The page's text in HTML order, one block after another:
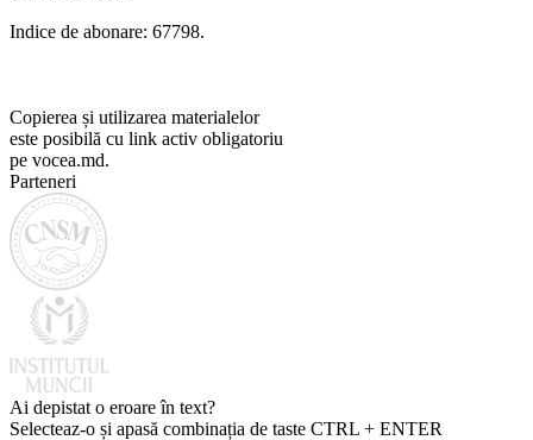
Indice de abonare: 67798.
Copierea și utilizarea materialelor
este posibilă cu link activ obligatoriu
pe vocea.md.
Parteneri
Ai depistat o eroare în text?
Selecteaz-o și apasă combinația de taste CTRL + ENTER